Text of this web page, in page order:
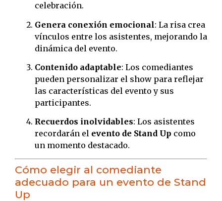
celebración.
Genera conexión emocional: La risa crea
vínculos entre los asistentes, mejorando la
dinámica del evento.
Contenido adaptable: Los comediantes
pueden personalizar el show para reflejar
las características del evento y sus
participantes.
Recuerdos inolvidables: Los asistentes
recordarán el evento de Stand Up como
un momento destacado.
Cómo elegir al comediante
adecuado para un evento de Stand
Up